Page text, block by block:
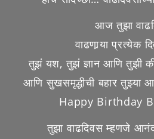
आज तुझा
वाढणार्‍या प्रत्येक
तुझं यश, तुझं ज्ञान आणि तुझी
आणि सुखसमृद्धीची बहार तुझ्या
Happy Birthday
तुझा वाढदिवस म्हणजे